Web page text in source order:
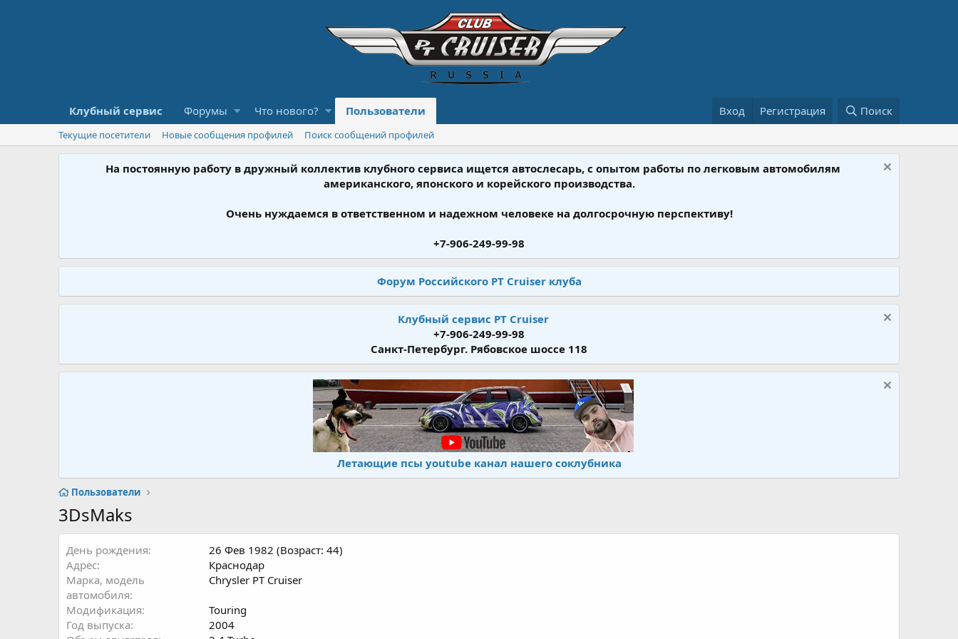
Клубный сервис Форумы Что нового? Пользователи Вход Регистрация Поиск
Текущие посетители Новые сообщения профилей Поиск сообщений профилей
На постоянную работу в дружный коллектив клубного сервиса ищется автослесарь, с опытом работы по легковым автомобилям
американского, японского и корейского производства.
Очень нуждаемся в ответственном и надежном человеке на долгосрочную перспективу!
+7-906-249-99-98
Форум Российского PT Cruiser клуба
Клубный сервис PT Cruiser
+7-906-249-99-98
Санкт-Петербург. Рябовское шоссе 118
Летающие псы youtube канал нашего соклубника
Пользователи
3DsMaks
День рождения
26 Фев 1982 (Возраст: 44)
Адрес
Краснодар
Марка, модель
автомобиля
Chrysler PT Cruiser
Модификация
Touring
Год выпуска
2004